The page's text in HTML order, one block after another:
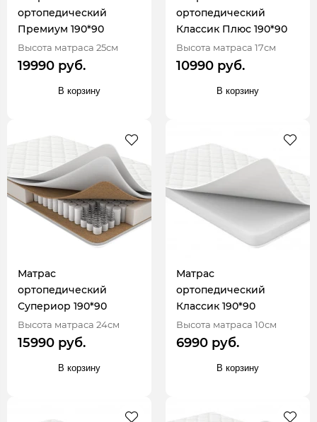
ортопедический
Премиум 190*90
Высота матраса 25см
19990 руб.
В корзину
ортопедический
Классик Плюс 190*90
Высота матраса 17см
10990 руб.
В корзину
Матрас
ортопедический
Супериор 190*90
Высота матраса 24см
15990 руб.
В корзину
Матрас
ортопедический
Классик 190*90
Высота матраса 10см
6990 руб.
В корзину